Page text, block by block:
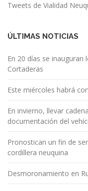
Tweets de Vialidad
ÚLTIMAS NOTICIAS
En 20 días se
Cortaderas
Este miércoles habrá
En invierno, llevar
documentación del
Pronostican un fin de
cordillera neuquina
Desmoronamiento en